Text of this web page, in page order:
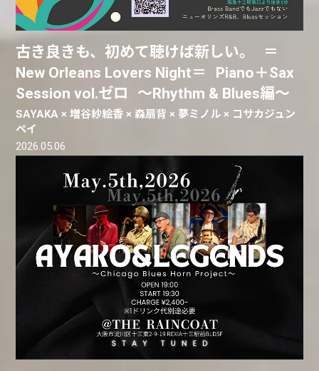
古き良きも、初めて聴けば新しい。 ＝
New Orleans Lovers Night＝ Piano＋Sax
Session vol.ゼロ 〜Rhythm & Blues編〜
SAYAKA × 増谷紗絵香 × 森扇背 × 夢ミノル × コサカジュン
ペイ
2026.05.06